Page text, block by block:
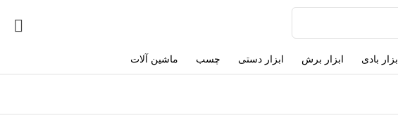
ابزار بادی ابزار برش ابزار دستی چسب ماشین آلات